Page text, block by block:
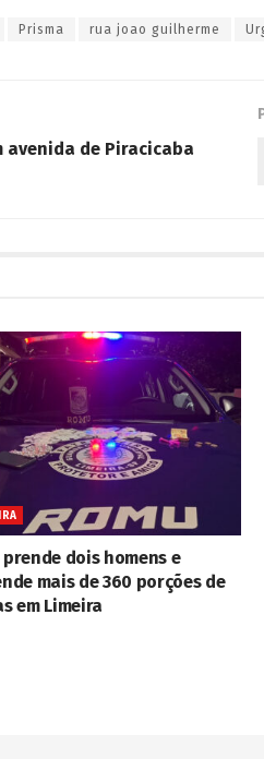
Prisma rua joao guilherme
de Piracicaba
prende dois homens e
mais de 360 porções de
em Limeira